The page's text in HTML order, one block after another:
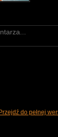
do pełnej